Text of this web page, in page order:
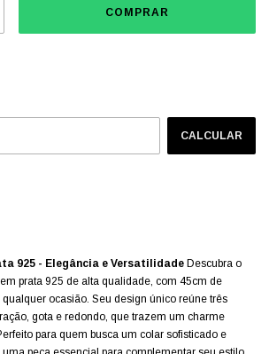
CALCULAR
925 - Elegância e Versatilidade Descubra o
prata 925 de alta qualidade, com 45cm de
ocasião. Seu design único reúne três
gota e redondo, que trazem um charme
para quem busca um colar sofisticado e